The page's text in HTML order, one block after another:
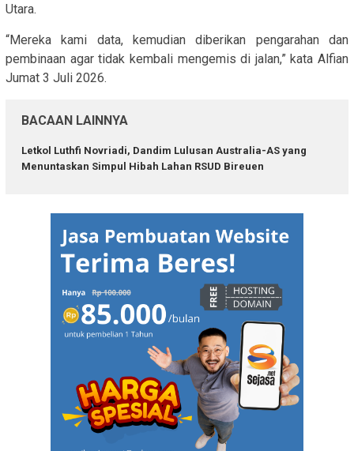
Utara.
“Mereka kami data, kemudian diberikan pengarahan dan
pembinaan agar tidak kembali mengemis di jalan,” kata Alfian
Jumat 3 Juli 2026.
BACAAN LAINNYA
Letkol Luthfi Novriadi, Dandim Lulusan Australia-AS yang
Menuntaskan Simpul Hibah Lahan RSUD Bireuen